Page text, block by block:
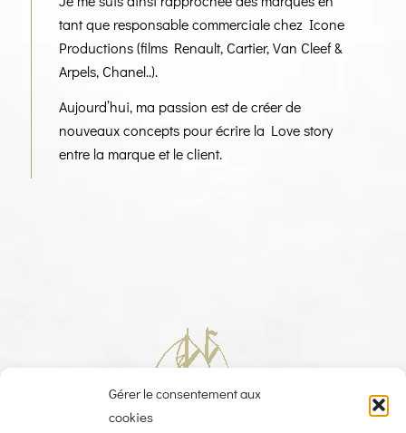
Gérer le consentement aux
cookies
tant que responsable commerciale chez Icone
Productions (films Renault, Cartier, Van Cleef &
Arpels, Chanel..).
Aujourd’hui, ma passion est de créer de
nouveaux concepts pour écrire la Love story
entre la marque et le client.
Retour à l’équipage